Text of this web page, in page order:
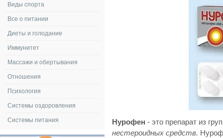
Нурофен - это препарат из
нестероидных средств.
Виды спорта
Все о питании
Диеты и голодание
Иммунитет
Массажи и обертывания
Отношения
Психология
Системы оздоровления
Системы питания